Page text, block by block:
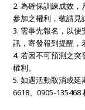
2. 為確保訓練成效
參加之權利，敬請見
3. 需事先報名，以
訊，寄發報到提醒，
4. 若因不可預測之
權利。
5. 如遇活動取消或
6618、0905-135468